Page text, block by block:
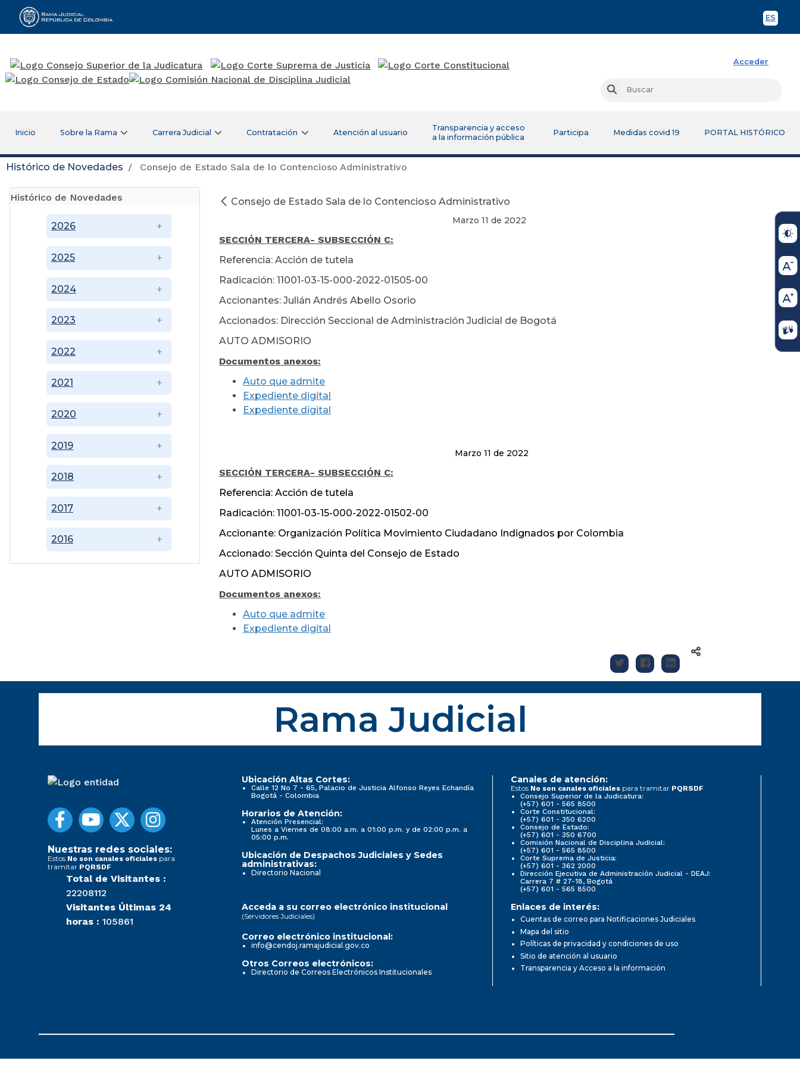
ES
Rama Judicial
Acceder
Buscar
Inicio Sobre la Rama Carrera Judicial Contratación Atención al usuario
Transparencia y acceso
a la información pública
Participa Medidas covid 19 PORTAL HISTÓRICO
Histórico de Novedades Consejo de Estado Sala de lo Contencioso Administrativo
Histórico de Novedades
2016
2017
2018
2019
2020
2021
2022
2023
2024
2025
2026
Consejo de Estado Sala de lo Contencioso Administrativo
Marzo 11 de 2022
SECCIÓN TERCERA- SUBSECCIÓN C:
Referencia: Acción de tutela
Radicación: 11001-03-15-000-2022-01505-00
Accionantes: Julián Andrés Abello Osorio
Accionados: Dirección Seccional de Administración Judicial de Bogotá
AUTO ADMISORIO
Documentos anexos:
Auto que admite
Expediente digital
Expediente digital
Marzo 11 de 2022
SECCIÓN TERCERA- SUBSECCIÓN C:
Referencia: Acción de tutela
Radicación: 11001-03-15-000-2022-01502-00
Accionante: Organización Política Movimiento Ciudadano Indignados por Colombia
Accionado: Sección Quinta del Consejo de Estado
AUTO ADMISORIO
Documentos anexos:
Auto que admite
Expediente digital
Rama Judicial
Nuestras redes sociales:
Estos No son canales oficiales para
tramitar PQRSDF
Total de Visitantes :
22208112
Visitantes Últimas 24
horas : 105861
Ubicación Altas Cortes:
Calle 12 No 7 - 65, Palacio de Justicia Alfonso Reyes Echandía
Bogotá - Colombia
Horarios de Atención:
Atención Presencial:
Lunes a Viernes de 08:00 a.m. a 01:00 p.m. y de 02:00 p.m. a
05:00 p.m.
Ubicación de Despachos Judiciales y Sedes
administrativas:
Directorio Nacional
Canales de atención:
Estos No son canales oficiales para tramitar PQRSDF
Consejo Superior de la Judicatura:
(+57) 601 - 565 8500
Corte Constitucional:
(+57) 601 - 350 6200
Consejo de Estado:
(+57) 601 - 350 6700
Comisión Nacional de Disciplina Judicial:
(+57) 601 - 565 8500
Corte Suprema de Justicia:
(+57) 601 - 362 2000
Dirección Ejecutiva de Administración Judicial - DEAJ:
Carrera 7 # 27-18, Bogotá
(+57) 601 - 565 8500
Acceda a su correo electrónico institucional
(Servidores Judiciales)
Correo electrónico institucional:
info@cendoj.ramajudicial.gov.co
Otros Correos electrónicos:
Directorio de Correos Electrónicos Institucionales
Enlaces de interés:
Cuentas de correo para Notificaciones Judiciales
Mapa del sitio
Políticas de privacidad y condiciones de uso
Sitio de atención al usuario
Transparencia y Acceso a la información